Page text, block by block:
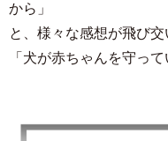
から」
と、様々な感想が飛び
「犬が赤ちゃんを守って